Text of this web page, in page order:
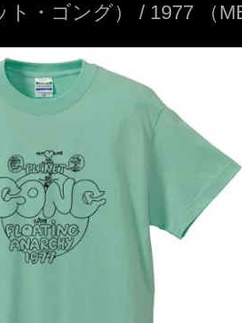
・ゴング） / 1977 （